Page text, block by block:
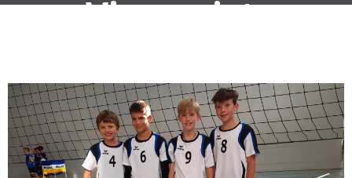
r Vizemeister